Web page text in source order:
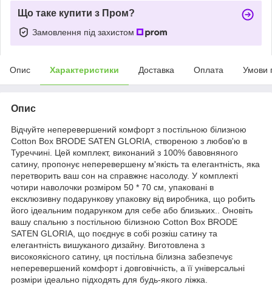
Що таке купити з Пром?
Замовлення під захистом
Опис Характеристики Доставка Оплата Умови
Опис
Відчуйте неперевершений комфорт з постільною білизною
Cotton Box BRODE SATEN GLORIA, створеною з любов'ю в
Туреччині. Цей комплект, виконаний з 100% бавовняного
сатину, пропонує неперевершену м'якість та елегантність, яка
перетворить ваш сон на справжнє насолоду. У комплекті
чотири наволочки розміром 50 * 70 см, упаковані в
ексклюзивну подарункову упаковку від виробника, що робить
його ідеальним подарунком для себе або близьких.. Оновіть
вашу спальню з постільною білизною Cotton Box BRODE
SATEN GLORIA, що поєднує в собі розкіш сатину та
елегантність вишуканого дизайну. Виготовлена з
високоякісного сатину, ця постільна білизна забезпечує
неперевершений комфорт і довговічність, а її універсальні
розміри ідеально підходять для будь-якого ліжка.